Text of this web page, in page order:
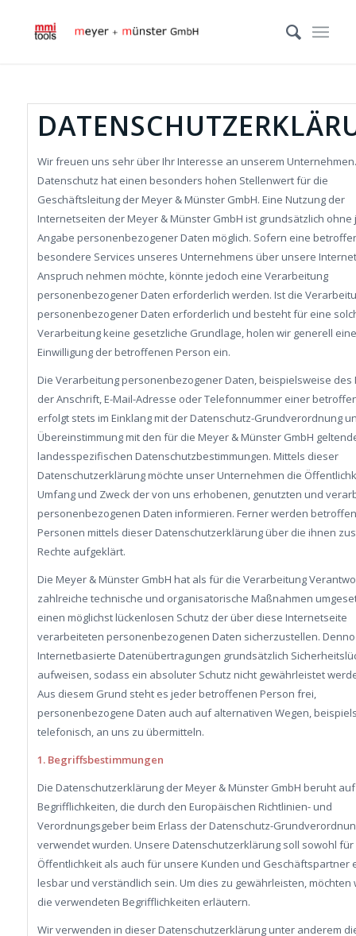
Wir freuen uns sehr über Ihr Interesse an unserem Unternehmen.
Datenschutz hat einen besonders hohen Stellenwert für die
Geschäftsleitung der Meyer & Münster GmbH. Eine Nutzung der
Internetseiten der Meyer & Münster GmbH ist grundsätzlich ohne
Angabe personenbezogener Daten möglich. Sofern eine
besondere Services unseres Unternehmens über unsere
Anspruch nehmen möchte, könnte jedoch eine Verarbeitung
personenbezogener Daten erforderlich werden. Ist die
personenbezogener Daten erforderlich und besteht für eine
Verarbeitung keine gesetzliche Grundlage, holen wir generell eine
Einwilligung der betroffenen Person ein.
Die Verarbeitung personenbezogener Daten, beispielsweise des
der Anschrift, E-Mail-Adresse oder Telefonnummer einer
erfolgt stets im Einklang mit der Datenschutz-Grundverordnung
Übereinstimmung mit den für die Meyer & Münster GmbH
landesspezifischen Datenschutzbestimmungen. Mittels dieser
Datenschutzerklärung möchte unser Unternehmen die
Umfang und Zweck der von uns erhobenen, genutzten und
personenbezogenen Daten informieren. Ferner werden
Personen mittels dieser Datenschutzerklärung über die ihnen
Rechte aufgeklärt.
Die Meyer & Münster GmbH hat als für die Verarbeitung
zahlreiche technische und organisatorische Maßnahmen
einen möglichst lückenlosen Schutz der über diese Internetseite
verarbeiteten personenbezogenen Daten sicherzustellen.
Internetbasierte Datenübertragungen grundsätzlich
aufweisen, sodass ein absoluter Schutz nicht gewährleistet
Aus diesem Grund steht es jeder betroffenen Person frei,
personenbezogene Daten auch auf alternativen Wegen,
telefonisch, an uns zu übermitteln.
1. Begriffsbestimmungen
Die Datenschutzerklärung der Meyer & Münster GmbH beruht
Begrifflichkeiten, die durch den Europäischen Richtlinien- und
Verordnungsgeber beim Erlass der Datenschutz-
verwendet wurden. Unsere Datenschutzerklärung soll sowohl für
Öffentlichkeit als auch für unsere Kunden und Geschäftspartner
lesbar und verständlich sein. Um dies zu gewährleisten, möchten
die verwendeten Begrifflichkeiten erläutern.
Wir verwenden in dieser Datenschutzerklärung unter anderem